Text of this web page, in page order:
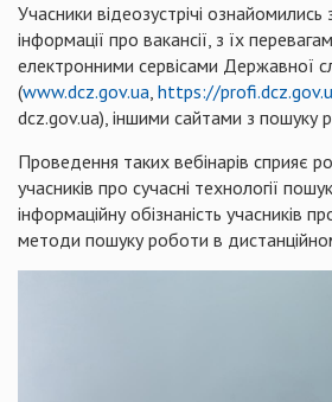
Учасники відеозустрічі
інформації про вакансії, з їх
електронними сервісами Державної
(www.dcz.gov.ua, https://
dcz.gov.ua), іншими сайтами з пошуку
Проведення таких вебінарів сприяє
учасників про сучасні технології
інформаційну обізнаність учасників
методи пошуку роботи в